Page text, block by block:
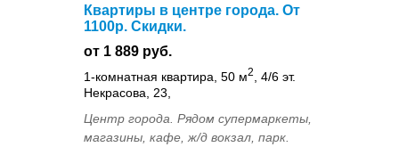
Квартиры в центре города. От
1100р. Скидки.
от 1 889 руб.
1-комнатная квартира, 50 м2
, 4/6 эт.
Некрасова, 23,
Центр города. Рядом супермаркеты,
магазины, кафе, ж/д вокзал, парк.